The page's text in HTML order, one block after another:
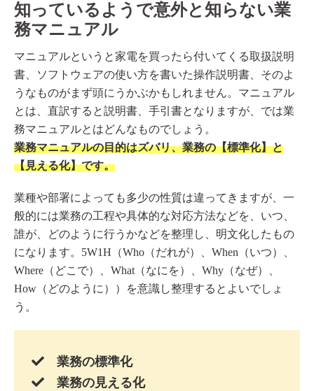
知っているようで意外と知らない業
務マニュアル
マニュアルというと家電を買ったら付いてくる取扱説明
書、ソフトウェアの使い方を書いた操作説明書、そのよ
うなものがまず頭にうかぶかもしれません。マニュアル
とは、直訳すると説明書、手引書となりますが、では業
務マニュアルとはどんなものでしょう。
業務マニュアルの目的はズバリ、業務の【標準化】と
【見える化】です。
業種や部署によっても多少の性質は違ってきますが、一
般的には業務の工程や具体的な対応方法などを、いつ、
誰が、どのように行うかなどを整理し、明文化したもの
になります。5W1H（Who（だれが）、When（いつ）、
Where（どこで）、What（なにを）、Why（なぜ）、
How（どのように））を意識し整理するとよいでしょ
う。
業務の標準化
業務の見える化